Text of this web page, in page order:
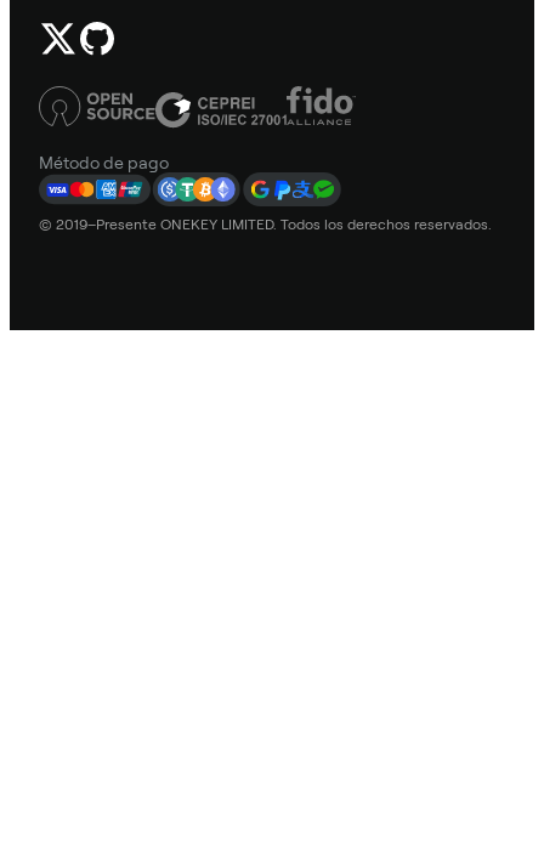
Método de pago
© 2019–Presente ONEKEY LIMITED. Todos los derechos reservados.